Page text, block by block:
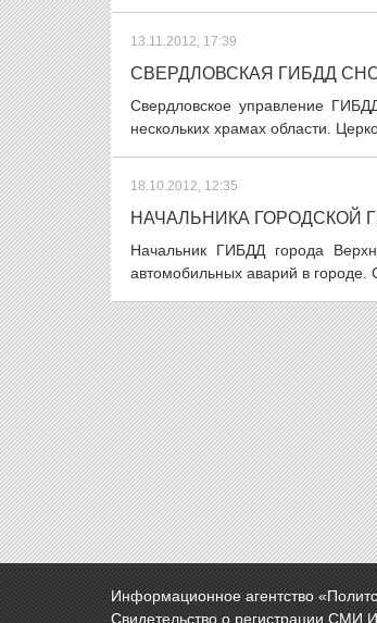
13.11.2012, 17:39
СВЕРДЛОВСКАЯ ГИБДД
Свердловское управление
нескольких храмах области.
18.10.2012, 12:35
НАЧАЛЬНИКА ГОРОДСКОЙ
Начальник ГИБДД города
автомобильных аварий в городе.
Информационное агентство
Свидетельство о регистрации